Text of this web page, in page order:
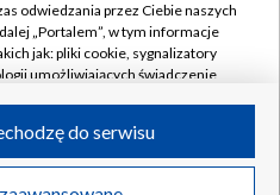
S.A. w likwidacji
odwiedzania przez Ciebie naszych
„Portalem”, w tym informacje
jak: pliki cookie, sygnalizatory
umożliwiających świadczenie
odwiedzania przez Ciebie
do serwisu